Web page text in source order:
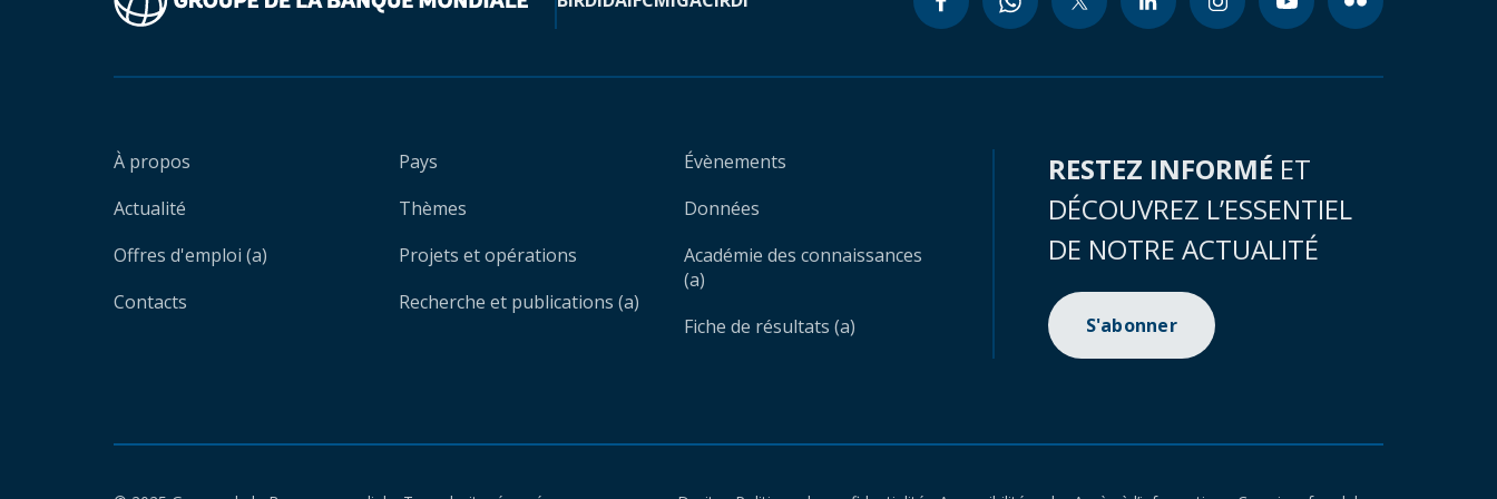
À propos
Actualité
Offres d'emploi (a)
Contacts
Pays
Thèmes
Projets et opérations
Recherche et publications (a)
Évènements
Données
Académie des connaissances
(a)
Fiche de résultats (a)
RESTEZ INFORMÉ ET
DÉCOUVREZ L’ESSENTIEL
DE NOTRE ACTUALITÉ
S'abonner